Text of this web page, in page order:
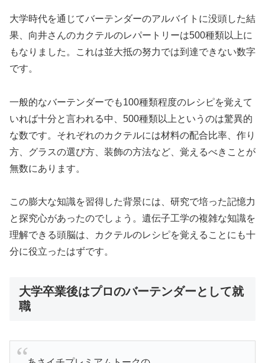
大学時代を通じてバーテンダーのアルバイトに没頭した結
果、向井さんのカクテルのレパートリーは500種類以上に
もなりました。これは並大抵の努力では到達できない数字
です。
一般的なバーテンダーでも100種類程度のレシピを覚えて
いれば十分と言われる中、500種類以上というのは驚異的
な数です。それぞれのカクテルには材料の配合比率、作り
方、グラスの選び方、装飾の方法など、覚えるべきことが
無数にあります。
この膨大な知識を習得した背景には、研究で培った記憶力
と探究心があったのでしょう。遺伝子工学の複雑な知識を
理解できる頭脳は、カクテルのレシピを覚えることにも十
分に役立ったはずです。
大学卒業後はプロのバーテンダーとして就
職